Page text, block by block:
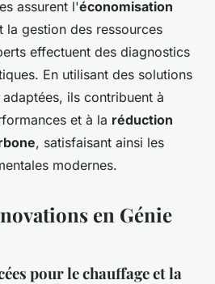
assurent l'économisation
la gestion des ressources
effectuent des diagnostics
En utilisant des solutions
ils contribuent à
et à la réduction
, satisfaisant ainsi les
modernes.
en Génie
pour le chauffage et la